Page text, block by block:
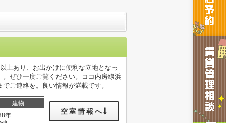
上あり、お出かけに便利な立地となっ
ぜひ一度ご覧ください。ココ内房線浜
ご連絡を。良い情報が満載です。
建物
年
空室情報へ